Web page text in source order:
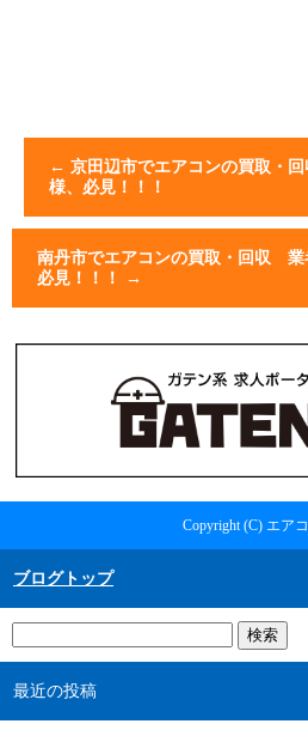
← 京田辺市でエアコンの買取・
様、必見！！！
南丹市でエアコンの買取・回収 業
必見！！！
→
Copyright (C) エア
ブログトップ
最近の投稿